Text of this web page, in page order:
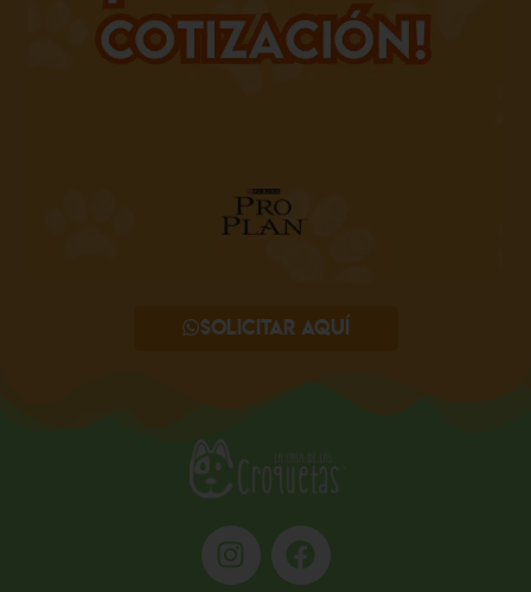
Solicitar aquí